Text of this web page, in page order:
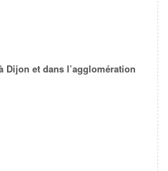
Dijon et dans l’agglomération